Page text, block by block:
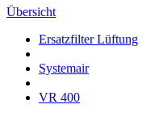
Übersicht
Ersatzfilter Lüftung
Systemair
VR 400